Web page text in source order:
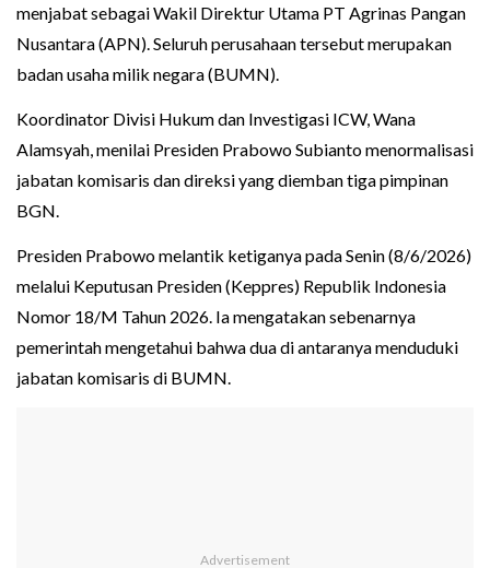
menjabat sebagai Wakil Direktur Utama PT Agrinas Pangan
Nusantara (APN). Seluruh perusahaan tersebut merupakan
badan usaha milik negara (BUMN).
Koordinator Divisi Hukum dan Investigasi ICW, Wana
Alamsyah, menilai Presiden Prabowo Subianto menormalisasi
jabatan komisaris dan direksi yang diemban tiga pimpinan
BGN.
Presiden Prabowo melantik ketiganya pada Senin (8/6/2026)
melalui Keputusan Presiden (Keppres) Republik Indonesia
Nomor 18/M Tahun 2026. Ia mengatakan sebenarnya
pemerintah mengetahui bahwa dua di antaranya menduduki
jabatan komisaris di BUMN.